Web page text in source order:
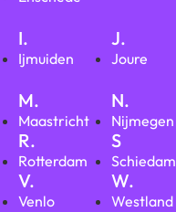
I.
Ijmuiden
J.
Joure
M.
Maastricht
N.
Nijmegen
R.
Rotterdam
S
Schiedam
V.
Venlo
W.
Westland